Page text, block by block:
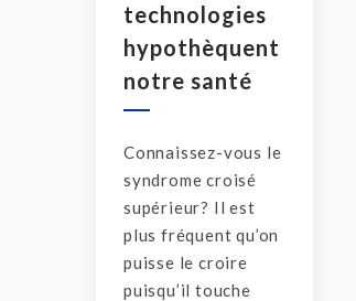
technologies
hypothèquent
notre santé
Connaissez-vous le
syndrome croisé
supérieur? Il est
plus fréquent qu’on
puisse le croire
puisqu’il touche